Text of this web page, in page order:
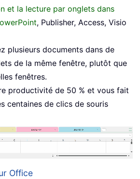
et la lecture par onglets dans
, Publisher, Access, Visio
plusieurs documents dans de
de la même fenêtre, plutôt que
fenêtres.
productivité de 50 % et vous fait
centaines de clics de souris
Office